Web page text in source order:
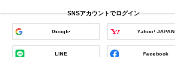
SNSアカウントでログイン
Google Yahoo! JAPAN
LINE Facebook